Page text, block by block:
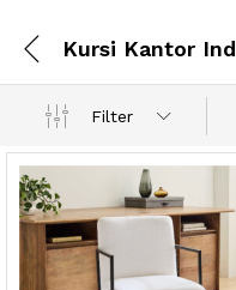
Filter